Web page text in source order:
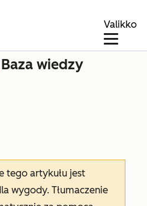
Valikko
Baza wiedzy
tego artykułu jest
wygody. Tłumaczenie